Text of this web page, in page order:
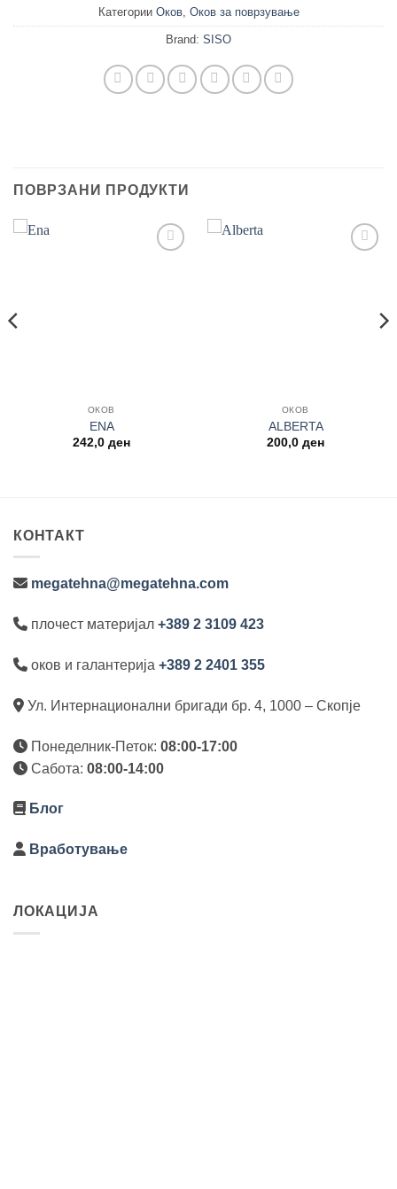
Категории Оков, Оков за поврзување
Brand: SISO
ПОВРЗАНИ ПРОДУКТИ
ОКОВ
ЕNA
242,0 ден
ОКОВ
ALBERTA
200,0 ден
КОНТАКТ
megatehna@megatehna.com
плочест материјал +389 2 3109 423
оков и галантерија +389 2 2401 355
Ул. Интернационални бригади бр. 4, 1000 – Скопје
Понеделник-Петок: 08:00-17:00
Сабота: 08:00-14:00
Блог
Вработување
ЛОКАЦИЈА